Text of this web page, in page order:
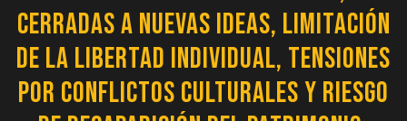
cerradas a nuevas ideas, limitación
de la libertad individual, tensiones
por conflictos culturales y riesgo